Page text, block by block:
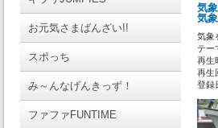
お元気さまばんざい!!
スポっち
み～んなげんきっず！
ファファFUNTIME
気
気
気象
テー
再生
再生
登録